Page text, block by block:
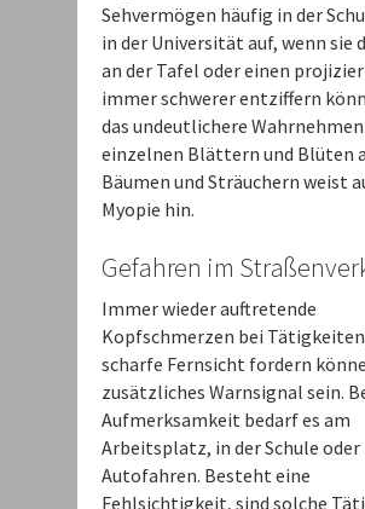
Sehvermögen häufig in der
in der Universität auf, wenn sie
an der Tafel oder einen
immer schwerer entziffern
das undeutlichere
einzelnen Blättern und Blüten
Bäumen und Sträuchern weist
Myopie hin.
Gefahren im
Immer wieder auftretende
Kopfschmerzen bei
scharfe Fernsicht fordern
zusätzliches Warnsignal sein.
Aufmerksamkeit bedarf es am
Arbeitsplatz, in der Schule oder
Autofahren. Besteht eine
Fehlsichtigkeit, sind solche